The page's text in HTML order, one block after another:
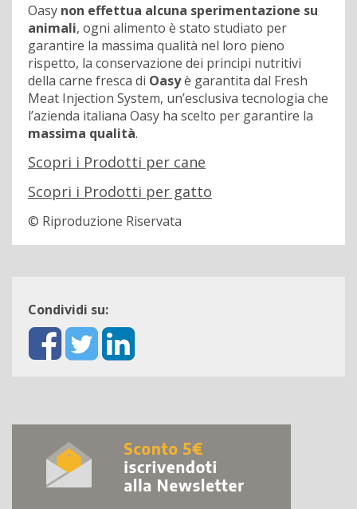
Oasy non effettua alcuna sperimentazione su
animali, ogni alimento è stato studiato per
garantire la massima qualità nel loro pieno
rispetto, la conservazione dei principi nutritivi
della carne fresca di Oasyè garantita dal Fresh
Meat Injection System, un’esclusiva tecnologia che
l’azienda italiana Oasy ha scelto per garantire la
massima qualità.
Scopri i Prodotti per cane
Scopri i Prodotti per gatto
© Riproduzione Riservata
Condividi su: